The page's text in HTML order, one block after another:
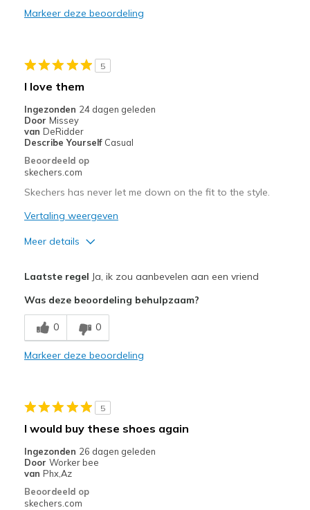
Beste toepassingen
Width
Sizing
Markeer deze beoordeling
5
I love them
Ingezonden 24 dagen geleden
Door Missey
van DeRidder
Describe Yourself Casual
Beoordeeld op
skechers.com
Skechers has never let me down on the fit to the style.
Vertaling weergeven
Meer details
Breathe Well
Comfortable
Beste toepassingen
Going Out
Travel
Laatste regel Ja, ik zou aanbevelen aan een vriend
Was deze beoordeling behulpzaam?
0 0
Markeer deze beoordeling
5
I would buy these shoes again
Ingezonden 26 dagen geleden
Door Worker bee
van Phx,Az
Beoordeeld op
skechers.com